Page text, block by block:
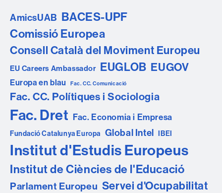
AmicsUAB BACES-UPF
Comissió Europea
Consell Català del Moviment Europeu
EU Careers Ambassador EUGLOB EUGOV
Europa en blau Fac. CC. Comunicació
Fac. CC. Polítiques i Sociologia
Fac. Dret Fac. Economia i Empresa
Fundació Catalunya Europa Global Intel IBEI
Institut d'Estudis Europeus
Institut de Ciències de l'Educació
Parlament Europeu Servei d'Ocupabilitat